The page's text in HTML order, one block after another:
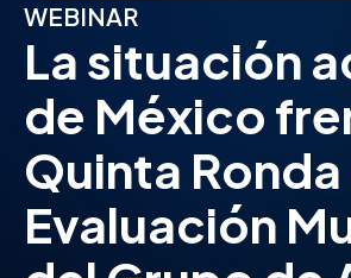
WEBINAR
La situación
de México
Quinta
Evaluación